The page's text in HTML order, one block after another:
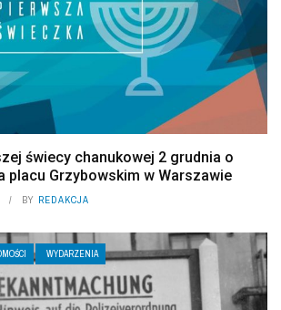
świecy chanukowej 2 grudnia o
placu Grzybowskim w Warszawie
BY REDAKCJA
WYDARZENIA